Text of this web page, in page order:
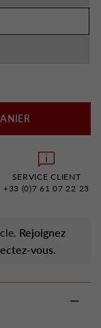
SERVICE CLIENT
+33 (0)7 61 07 22 23
Rejoignez
vous.